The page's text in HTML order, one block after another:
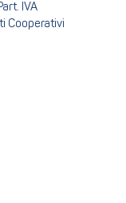
IVA
Cooperativi